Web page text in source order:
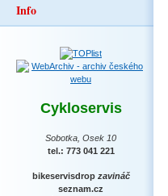
Info
Cykloservis
Sobotka, Osek 10
tel.: 773 041 221
bikeservisdrop zavináč
seznam.cz